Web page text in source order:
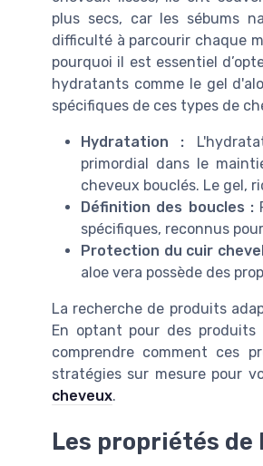
plus secs, car les sébums
difficulté à parcourir chaque
pourquoi il est essentiel
hydratants comme le gel
spécifiques de ces types de
Hydratation :
primordial dans le
cheveux bouclés. Le gel,
Définition des boucles :
spécifiques, reconnus
Protection du cuir
aloe vera possède des
La recherche de produits
En optant pour des
comprendre comment ces
stratégies sur mesure pour
cheveux.
Les propriétés de